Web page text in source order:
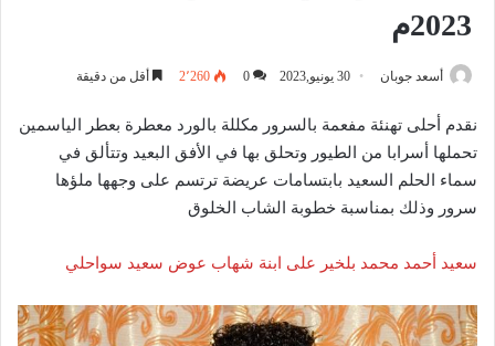
2023م
أسعد جوبان 30 يونيو,2023 0 2٬260 أقل من دقيقة
نقدم أحلى تهنئة مفعمة بالسرور مكللة بالورد معطرة بعطر الياسمين
تحملها أسرابا من الطيور وتحلق بها في الأفق البعيد وتتألق في
سماء الحلم السعيد بابتسامات عريضة ترتسم على وجهها ملؤها
سرور وذلك بمناسبة خطوبة الشاب الخلوق
سعيد أحمد محمد بلخير على ابنة شهاب عوض سعيد سواحلي